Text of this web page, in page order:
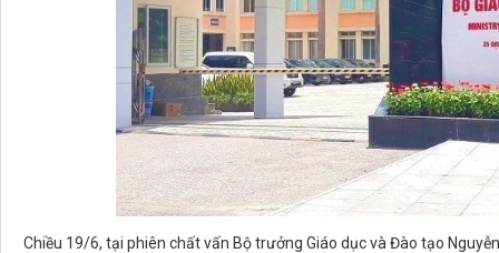
Chiều 19/6, tại phiên chất vấn Bộ trưởng Giáo dục và Đào tạo